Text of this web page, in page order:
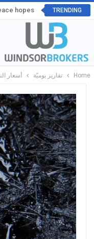
TRENDING
hopes
Home تقارير يوميّة أسعار